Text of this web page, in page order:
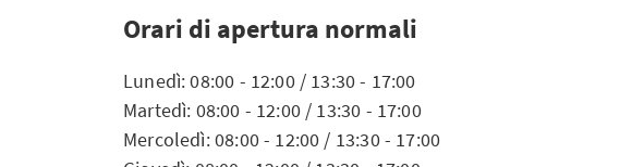
Orari di apertura normali
Lunedì: 08:00 - 12:00 / 13:30 - 17:00
Martedì: 08:00 - 12:00 / 13:30 - 17:00
Mercoledì: 08:00 - 12:00 / 13:30 - 17:00